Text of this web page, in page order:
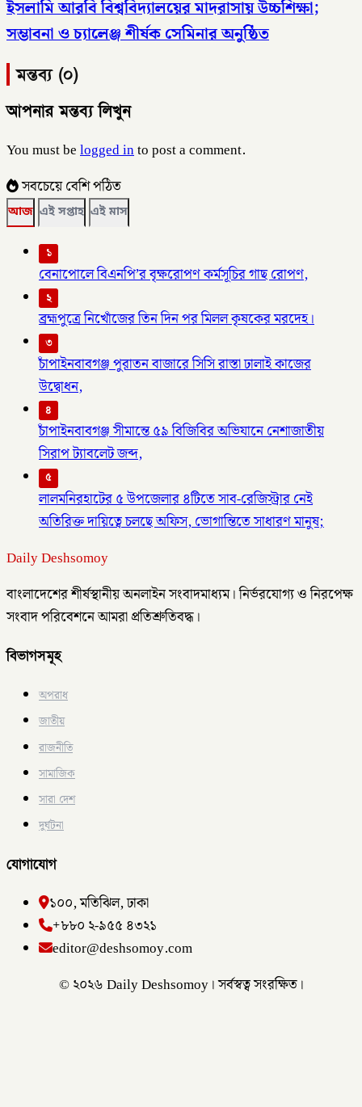
ইসলামি আরবি বিশ্ববিদ্যালয়ের মাদরাসায় উচ্চশিক্ষা;
সম্ভাবনা ও চ্যালেঞ্জ শীর্ষক সেমিনার অনুষ্ঠিত
মন্তব্য (০)
আপনার মন্তব্য লিখুন
You must belogged into post a comment.
সবচেয়ে বেশি পঠিত
আজ এই সপ্তাহ এই মাস
১
বেনাপোলে বিএনপি’র বৃক্ষরোপণ কর্মসূচির গাছ রোপণ,
২
ব্রহ্মপুত্রে নিখোঁজের তিন দিন পর মিলল কৃষকের মরদেহ।
৩
চাঁপাইনবাবগঞ্জ পুরাতন বাজারে সিসি রাস্তা ঢালাই কাজের
উদ্বোধন,
৪
চাঁপাইনবাবগঞ্জ সীমান্তে ৫৯ বিজিবির অভিযানে নেশাজাতীয়
সিরাপ ট্যাবলেট জব্দ,
৫
লালমনিরহাটের ৫ উপজেলার ৪টিতে সাব-রেজিস্ট্রার নেই
অতিরিক্ত দায়িত্বে চলছে অফিস, ভোগান্তিতে সাধারণ মানুষ;
Daily Deshsomoy
বাংলাদেশের শীর্ষস্থানীয় অনলাইন সংবাদমাধ্যম। নির্ভরযোগ্য ও নিরপেক্ষ
সংবাদ পরিবেশনে আমরা প্রতিশ্রুতিবদ্ধ।
বিভাগসমূহ
অপরাধ
জাতীয়
রাজনীতি
সামাজিক
সারা দেশ
দুর্ঘটনা
যোগাযোগ
১০০, মতিঝিল, ঢাকা
+৮৮০ ২-৯৫৫ ৪৩২১
editor@deshsomoy.com
© ২০২৬ Daily Deshsomoy। সর্বস্বত্ব সংরক্ষিত।